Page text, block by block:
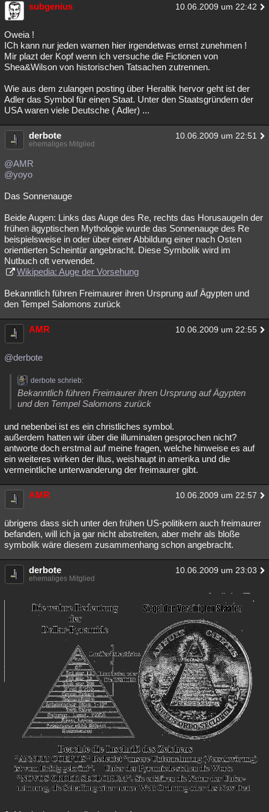
subgenius 10.06.2009 um 22:42
Oweia !
ICh kann nur jeden warnen hier irgendetwas ernst zunehmen !
Mir plazt der Kopf wenn ich versuche die Fictionen von
Shea&Wilson von historischen Tatsachen zutrennen.
Wie aus dem zulangen posting über Heraltik hervor geht ist der
Adler das Symbol für einen Staat. Unter den Staatsgründern der
USA waren viele Deutsche ( Adler) ...
derbote 10.06.2009 um 22:51
ehemaliges Mitglied
@AMR
@yoyo
Das Sonnenauge
Beide Augen: Links das Auge des Re, rechts das HorusaugeIn der
frühen ägyptischen Mythologie wurde das Sonnenauge des Re
beispielsweise in oder über einer Abbildung einer nach Osten
orientierten Scheintür angebracht. Diese Symbolik wird im
Nutbuch oft verwendet.
Wikipedia: Auge der Vorsehung
Bekanntlich führen Freimaurer ihren Ursprung auf Ägypten und
den Tempel Salomons zurück
AMR 10.06.2009 um 22:55
@derbote
derbote schrieb:
Bekanntlich führen Freimaurer ihren Ursprung auf Ägypten
und den Tempel Salomons zurück
und nebenbei ist es ein christliches symbol.
außerdem hatten wir über die illuminaten gesprochen nicht?
antworte doch erstmal auf meine fragen, welche hinweise es auf
ein weiteres wirken der illus, weishaupt in amerika und die
vermeintliche unterwanderung der freimaurer gibt.
AMR 10.06.2009 um 22:57
übrigens dass sich unter den frühen US-politikern auch freimaurer
befanden, will ich ja gar nicht abstreiten, aber mehr als bloße
symbolik wäre diesem zusammenhang schon angebracht.
derbote 10.06.2009 um 23:03
ehemaliges Mitglied